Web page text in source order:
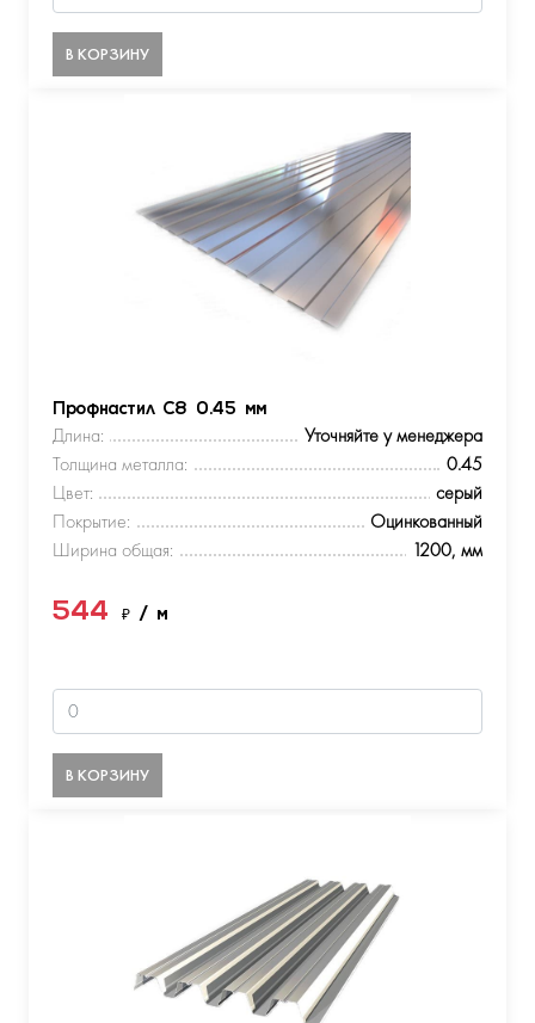
В КОРЗИНУ
Профнастил С8 0.45 мм
Длина:
Уточняйте у менеджера
Толщина металла:
0.45
Цвет:
серый
Покрытие:
Оцинкованный
Ширина общая:
1200, мм
544 ₽ / м
В КОРЗИНУ